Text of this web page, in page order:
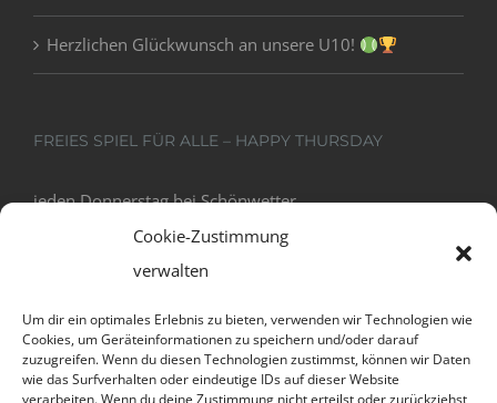
Cookie-Zustimmung
verwalten
Um dir ein optimales Erlebnis zu bieten, verwenden wir Technologien wie
Cookies, um Geräteinformationen zu speichern und/oder darauf
zuzugreifen. Wenn du diesen Technologien zustimmst, können wir Daten
wie das Surfverhalten oder eindeutige IDs auf dieser Website
verarbeiten. Wenn du deine Zustimmung nicht erteilst oder zurückziehst,
Herzlichen Glückwunsch an unsere U10!
FREIES SPIEL FÜR ALLE – HAPPY THURSDAY
jeden Donnerstag bei Schönwetter
18:00 - 20:00